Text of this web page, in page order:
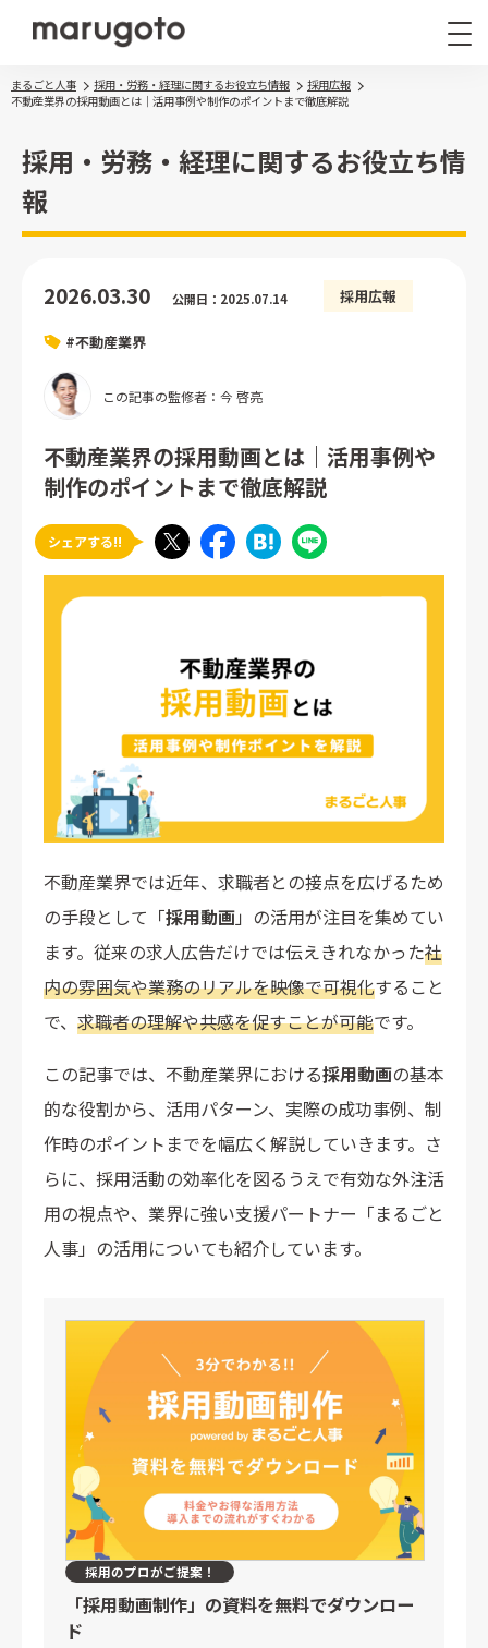
その他サービス
お役立ち情報
ナレッジ資料
ウェビナー
まるごと人事 採用・労務・経理に関するお役立ち情報
採用広報
不動産業界の採用動画とは｜活用事例や制作のポイントまで徹底解説
採用・労務・経理に関するお役立ち情
報
2026.03.30 公開日：2025.07.14 採用広報
#不動産業界
この記事の監修者：今 啓亮
不動産業界の採用動画とは｜活用事例や
制作のポイントまで徹底解説
シェアする!!
不動産業界では近年、求職者との接点を広げるため
の手段として「採用動画」の活用が注目を集めてい
ます。従来の求人広告だけでは伝えきれなかった社
内の雰囲気や業務のリアルを映像で可視化すること
で、 求職者の理解や共感を促すことが可能です。
この記事では、不動産業界における採用動画の基本
的な役割から、活用パターン、実際の成功事例、制
作時のポイントまでを幅広く解説していきます。さ
らに、採用活動の効率化を図るうえで有効な外注活
用の視点や、業界に強い支援パートナー「まるごと
人事」の活用についても紹介しています。
採用のプロがご提案！
「採用動画制作」の資料を無料でダウンロー
ド